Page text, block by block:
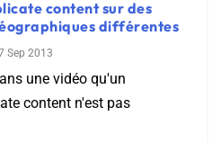
content sur des
différentes
Sep 2013
une vidéo qu'un
content n'est pas